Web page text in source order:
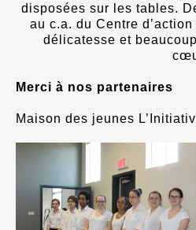
disposées sur les tables.
au c.a. du Centre
délicatesse et
Merci à nos partenaires
Maison des jeunes